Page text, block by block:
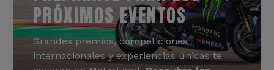
PRÓXIMOS EVENTOS
Grandes premios, competiciones
internacionales y experiencias únicas te